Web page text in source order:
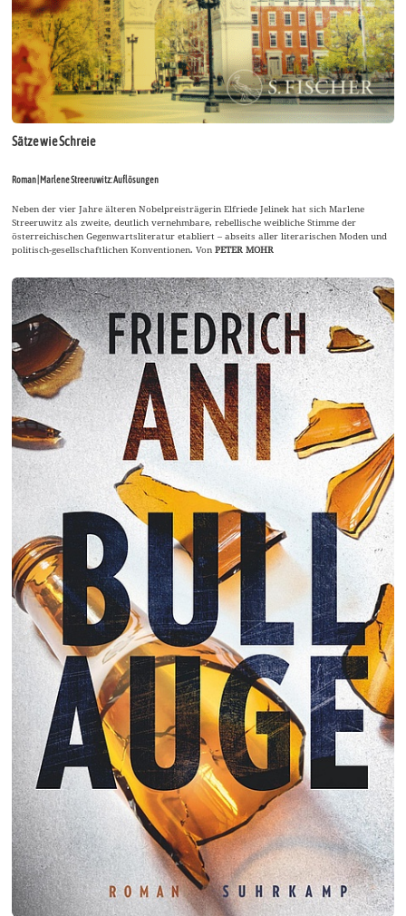
Sätze wie Schreie
Roman | Marlene Streeruwitz: Auflösungen
Neben der vier Jahre älteren Nobelpreisträgerin Elfriede Jelinek hat sich Marlene
Streeruwitz als zweite, deutlich vernehmbare, rebellische weibliche Stimme der
österreichischen Gegenwartsliteratur etabliert – abseits aller literarischen Moden und
politisch-gesellschaftlichen Konventionen. VonPETER MOHR